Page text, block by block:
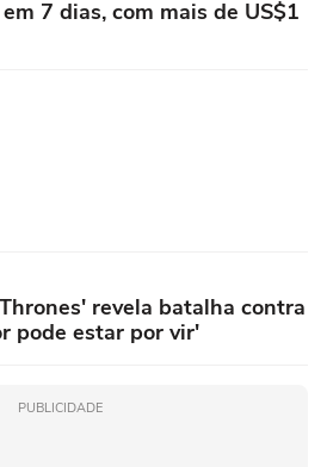
7 dias, com mais de US$1
revela batalha contra
pode estar por vir'
PUBLICIDADE